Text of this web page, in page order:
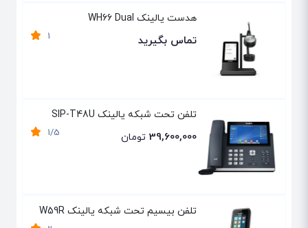
هدست یالینک WH66 Dual
1 تماس بگیرید
تلفن تحت شبکه یالینک SIP-T48U
1/5 39,600,000 تومان
تلفن بیسیم تحت شبکه یالینک W59R